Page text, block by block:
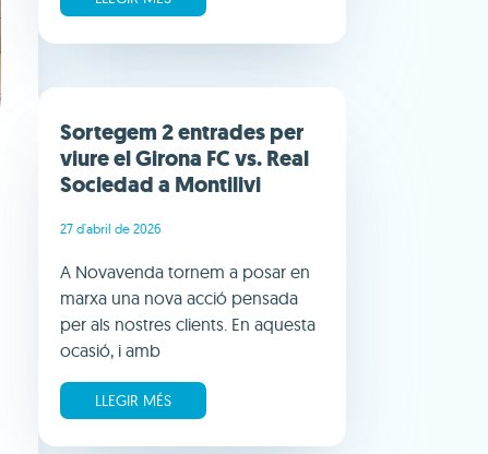
Sortegem 2 entrades per
viure el Girona FC vs. Real
Sociedad a Montilivi
27 d'abril de 2026
A Novavenda tornem a posar en
marxa una nova acció pensada
per als nostres clients. En aquesta
ocasió, i amb
LLEGIR MÉS